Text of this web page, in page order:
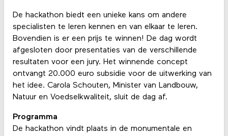
De hackathon biedt een unieke kans om andere
specialisten te leren kennen en van elkaar te leren.
Bovendien is er een prijs te winnen! De dag wordt
afgesloten door presentaties van de verschillende
resultaten voor een jury. Het winnende concept
ontvangt 20.000 euro subsidie voor de uitwerking van
het idee. Carola Schouten, Minister van Landbouw,
Natuur en Voedselkwaliteit, sluit de dag af.
Programma
De hackathon vindt plaats in de monumentale en